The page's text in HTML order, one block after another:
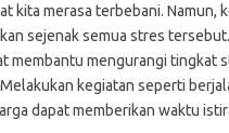
kita merasa terbebani. Namun,
sejenak semua stres
membantu mengurangi tingkat
kegiatan seperti
dapat memberikan waktu